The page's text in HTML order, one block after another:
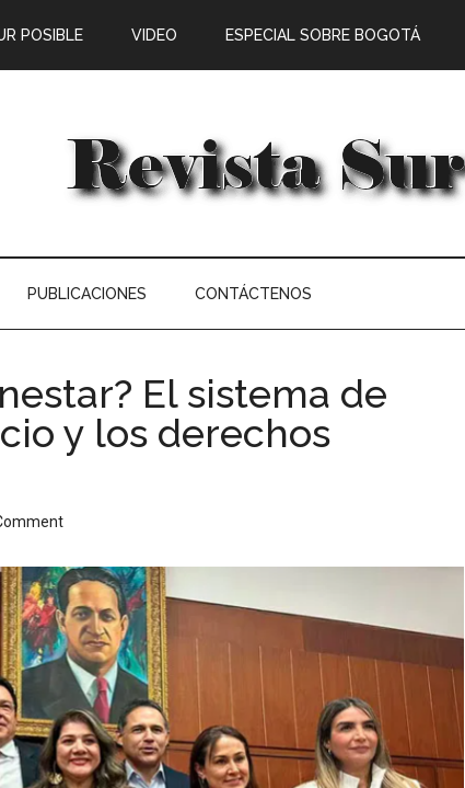
POSIBLE VIDEO ESPECIAL SOBRE BOGOTÁ
PUBLICACIONES CONTÁCTENOS
El sistema de
y los derechos